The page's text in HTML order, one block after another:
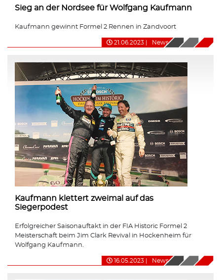
Sieg an der Nordsee für Wolfgang Kaufmann
Kaufmann gewinnt Formel 2 Rennen in Zandvoort
21.06.2023 News
Kaufmann klettert zweimal auf das
Siegerpodest
Erfolgreicher Saisonauftakt in der FIA Historic Formel 2
Meisterschaft beim Jim Clark Revival in Hockenheim für
Wolfgang Kaufmann.
16.05.2023 News